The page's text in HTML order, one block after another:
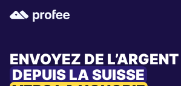
ENVOYEZ DE L’ARGENT
DEPUIS LA SUISSE